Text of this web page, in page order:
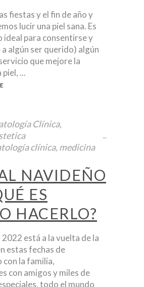
fiestas y el fin de año y
lucir una piel sana. Es
ideal para consentirse y
algún ser querido) algún
que mejore la
piel,
Clínica,
clínica, medicina
NAVIDEÑO
ES
HACERLO?
2022 está a la vuelta de la
estas fechas de
la familia,
con amigos y miles de
todo el mundo